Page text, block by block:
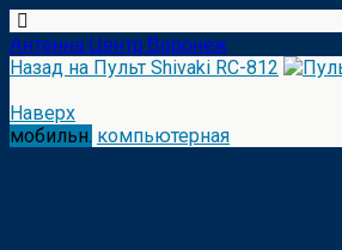
Антенна Центр Воронеж
Назад на Пульт Shivaki RC-812
Наверх
мобильн. компьютерная